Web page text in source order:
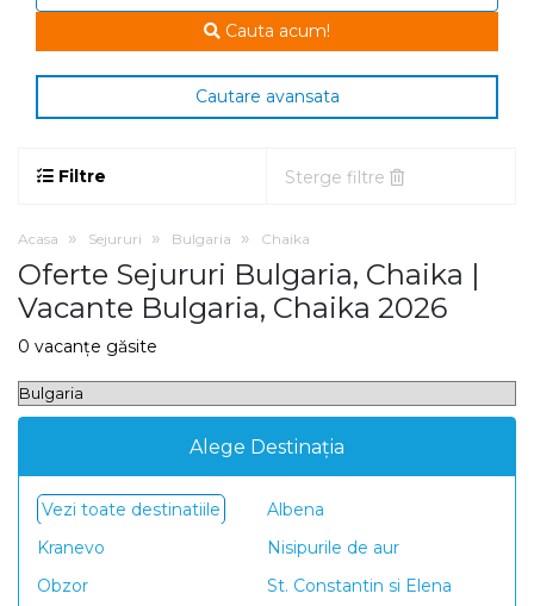
Cauta acum!
Cautare avansata
Filtre Sterge filtre
Acasa Sejururi Bulgaria Chaika
Oferte Sejururi Bulgaria, Chaika |
Vacante Bulgaria, Chaika 2026
0 vacanțe găsite
Alege Destinația
Vezi toate destinatiile
Albena
Kranevo
Nisipurile de aur
Obzor
St. Constantin si Elena